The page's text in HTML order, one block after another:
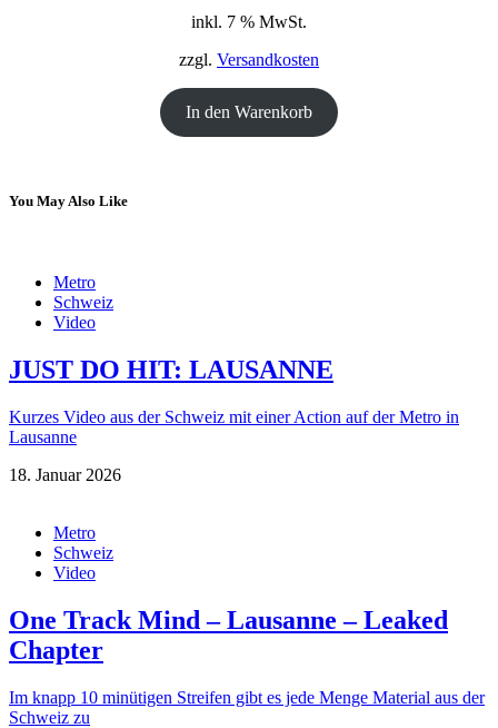
war:
ist:
inkl. 7 % MwSt.
zzgl. Versandkosten
In den Warenkorb
You May Also Like
Metro
Schweiz
Video
JUST DO HIT: LAUSANNE
Kurzes Video aus der Schweiz mit einer Action auf der Metro in
Lausanne
18. Januar 2026
Metro
Schweiz
Video
One Track Mind – Lausanne – Leaked
Chapter
Im knapp 10 minütigen Streifen gibt es jede Menge Material aus der
Schweiz zu